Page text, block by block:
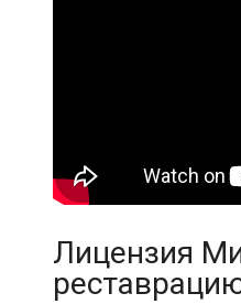
Лицензия